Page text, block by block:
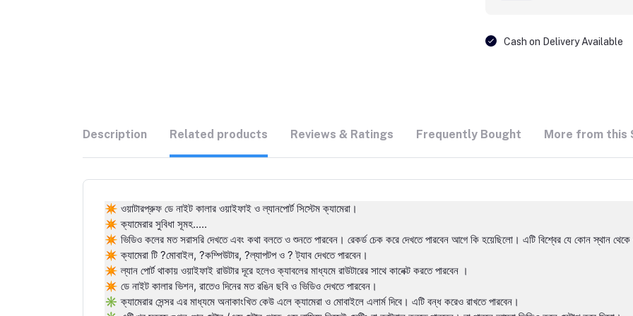
Cash on Delivery Available
Description Related products Reviews & Ratings Frequently Bought More from this
✴️ ওয়াটারপ্রুফ ডে নাইট কালার ওয়াইফাই ও ল্যানপোর্ট সিস্টেম ক্যামেরা।
✴️ ক্যামেরার সুবিধা সূমহ.....
✴️ ভিডিও কলের মত সরাসরি দেখতে এবং কথা বলতে ও শুনতে পারবেন। রেকর্ড চেক করে দেখতে পারবেন আগে কি হয়েছিলো। এটি বিশ্বের যে কোন স্থান থেকে
✴️ ক্যামেরা টি ?মোবাইল, ?️কম্পিউটার, ?ল্যাপটপ ও ? ট্যাব দেখতে পারবেন।
✴️ ল্যান পোর্ট থাকায় ওয়াইফাই রাউটার দূরে হলেও ক্যাবলের মাধ্যমে রাউটারের সাথে কানেক্ট করতে পারবেন ।
✴️ ডে নাইট কালার ভিশন, রাতেও দিনের মত রঙিন ছবি ও ভিডিও দেখতে পারবেন।
✳️ ক্যামেরার সেন্সর এর মাধ্যমে অনাকাংখিত কেউ এলে ক্যামেরা ও মোবাইলে এলার্ম দিবে। এটি বন্ধ করেও রাখতে পারবেন।